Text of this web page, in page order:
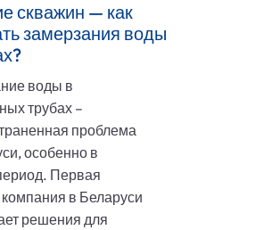
скважин — как
замерзания воды
воды в
трубах –
проблема
особенно в
Первая
в Беларуси
решения для